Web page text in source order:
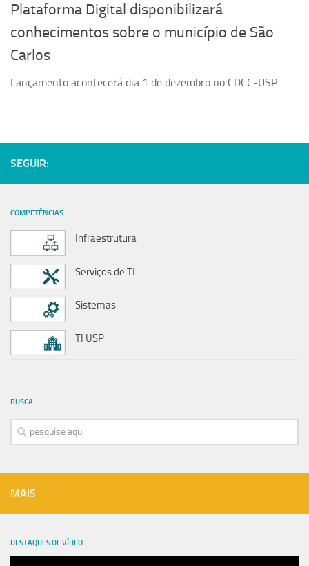
Plataforma Digital disponibilizará
conhecimentos sobre o município de São
Carlos
Lançamento acontecerá dia 1 de dezembro no CDCC-USP
SEGUIR:
COMPETÊNCIAS
Infraestrutura
Serviços de TI
Sistemas
TI USP
BUSCA
MAIS
DESTAQUES DE VÍDEO